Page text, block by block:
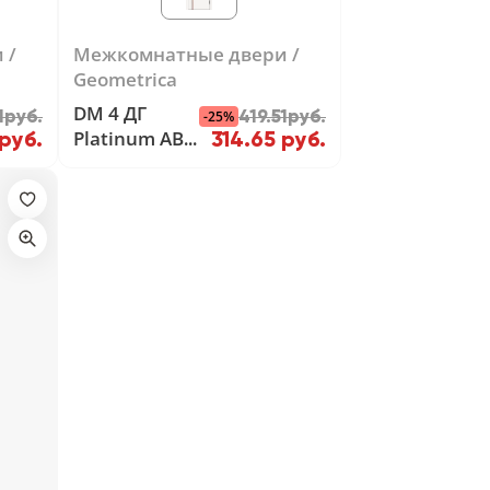
Межкомнатные двери
Geometrica
DM 4 ДГ
Platinum ABS
-25% 419.51руб.
314.65 руб.